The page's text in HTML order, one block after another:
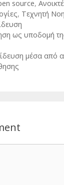
source,
, Τεχνητή
ως υποδομή
μέσα από